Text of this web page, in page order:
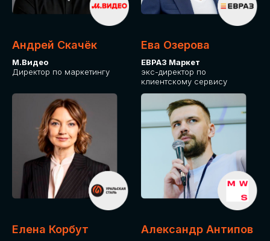
Андрей Скачёк
М.Видео
Директор по маркетингу
Ева Озерова
ЕВРАЗ Маркет
экс-директор по
клиентскому сервису
Елена Корбут Александр Антипов